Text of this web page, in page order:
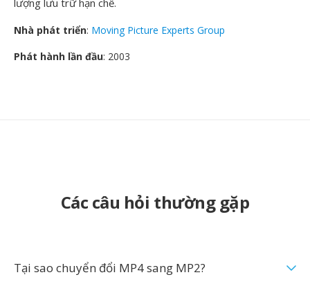
lượng lưu trữ hạn chế.
Nhà phát triển: Moving Picture Experts Group
Phát hành lần đầu: 2003
Các câu hỏi thường gặp
Tại sao chuyển đổi MP4 sang MP2?